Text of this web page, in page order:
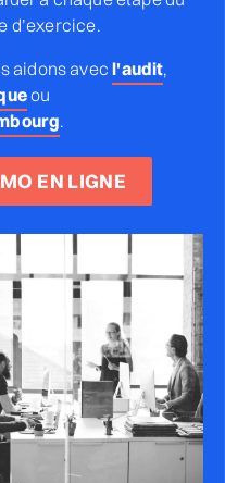
d’exercice.
aidons avecl'audit,
ou
.
EN LIGNE